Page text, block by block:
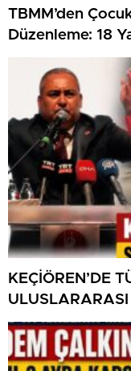
TBMM’den
Düzenleme: 18
KEÇİÖREN’DE
ULUSLARARASI